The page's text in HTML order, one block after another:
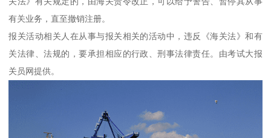
有关业务，直至撤销注册。
报关活动相关人在从事与报关相关的活动中，违反《海关法》和有
关法律、法规的，要承担相应的行政、刑事法律责任。由考试大报
关员网提供。